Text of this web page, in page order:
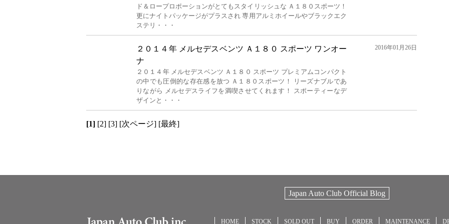
ド＆ロープロポーションがとてもスタイリッシュな Ａ１８０スポーツ！
更にナイトパッケージがプラスされ 専用アルミホイールやブラックエク
ステリ・・・
２０１４年 メルセデスベンツ Ａ１８０ スポーツ ワンオー
ナ
２０１４年 メルセデスベンツ Ａ１８０ スポーツ プレミアムコンパクト
の中でも圧倒的な存在感を放つ Ａ１８０スポーツ！ リーズナブルであ
りながら メルセデスライフを満喫させてくれます！ スポーティーなデ
ザインと・・・
2016年01月26日
[1] [2] [3] [次ページ] [最終]
Japan Auto Club Official Blog
HOME STOCK SOLD OUT BUY ORDER MAINTENANCE